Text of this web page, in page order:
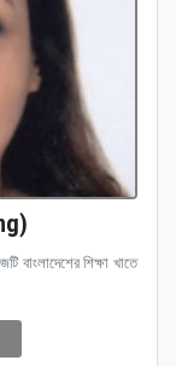
বাংলাদেশের শিক্ষা খাতে